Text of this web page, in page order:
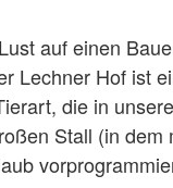
auf einen
Lechner Hof ist
die in
Stall (in